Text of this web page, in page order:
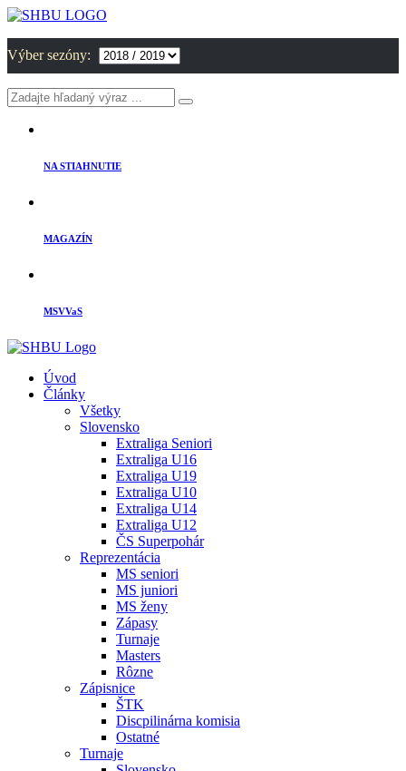
Výber sezóny:
NA STIAHNUTIE
MAGAZÍN
MSVVaS
Úvod
Články
Všetky
Slovensko
Extraliga Seniori
Extraliga U16
Extraliga U19
Extraliga U10
Extraliga U14
Extraliga U12
ČS Superpohár
Reprezentácia
MS seniori
MS juniori
MS ženy
Zápasy
Turnaje
Masters
Rôzne
Zápisnice
ŠTK
Discpilinárna komisia
Ostatné
Turnaje